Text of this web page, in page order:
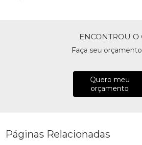
ENCONTROU O
Faça seu
Quero meu
orçamento
Páginas Relacionadas